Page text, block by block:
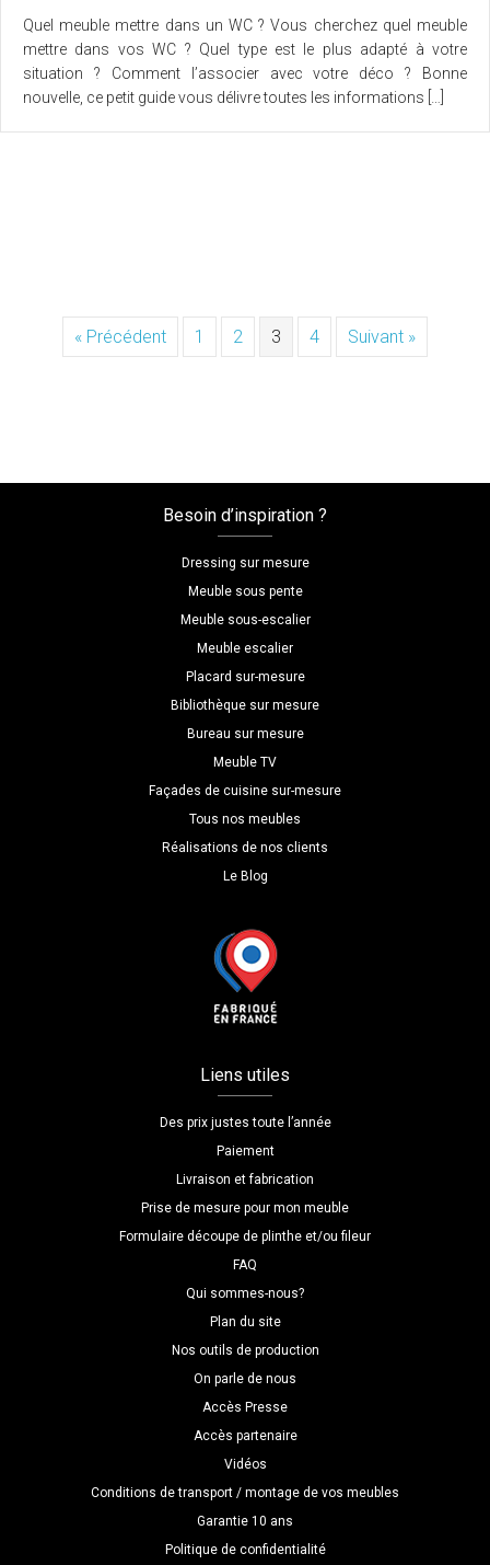
Quel meuble mettre dans un WC ? Vous cherchez quel meuble
mettre dans vos WC ? Quel type est le plus adapté à votre
situation ? Comment l’associer avec votre déco ? Bonne
nouvelle, ce petit guide vous délivre toutes les informations […]
« Précédent 1 2 3 4 Suivant »
Besoin d’inspiration ?
Dressing sur mesure
Meuble sous pente
Meuble sous-escalier
Meuble escalier
Placard sur-mesure
Bibliothèque sur mesure
Bureau sur mesure
Meuble TV
Façades de cuisine sur-mesure
Tous nos meubles
Réalisations de nos clients
Le Blog
Liens utiles
Des prix justes toute l’année
Paiement
Livraison et fabrication
Prise de mesure pour mon meuble
Formulaire découpe de plinthe et/ou fileur
FAQ
Qui sommes-nous?
Plan du site
Nos outils de production
On parle de nous
Accès Presse
Accès partenaire
Vidéos
Conditions de transport / montage de vos meubles
Garantie 10 ans
Politique de confidentialité